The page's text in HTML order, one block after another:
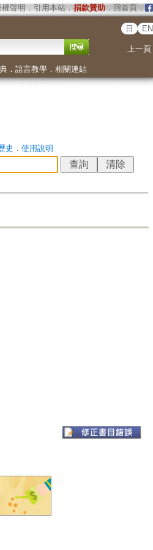
權聲明 ． 引用本站． 捐款贊助．回首頁．
日 EN
上一頁
． 語言教學． 相關連結
史 ． 使用說明